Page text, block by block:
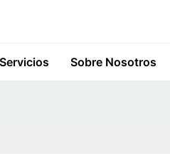
Servicios Sobre Nosotros